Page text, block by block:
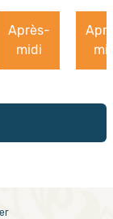
Après-
midi